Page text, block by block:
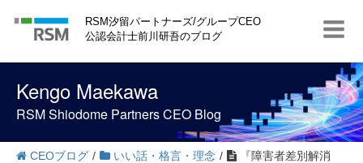
t
RSM汐留パートナーズ/グループCEO
公認会計士前川研吾のブログ
Kengo Maekawa
RSM Shiodome Partners CEO Blog
CEOブログ / いい話・格言・理念 /
『障害者差別解消